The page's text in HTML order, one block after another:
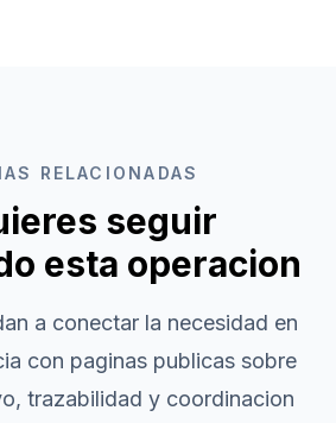
RELACIONADAS
seguir
esta operacion
a conectar la necesidad en
con paginas publicas sobre
trazabilidad y coordinacion